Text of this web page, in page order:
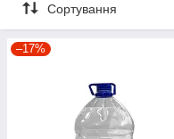
Сортування
–17%